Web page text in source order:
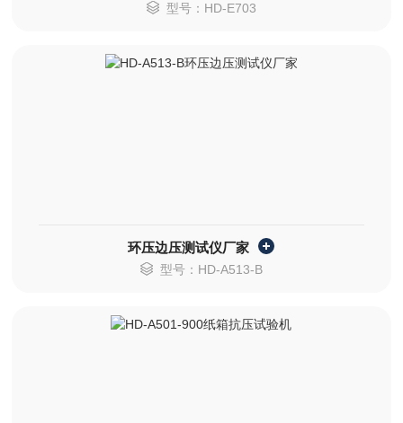
型号：HD-E703
环压边压测试仪厂家
型号：HD-A513-B